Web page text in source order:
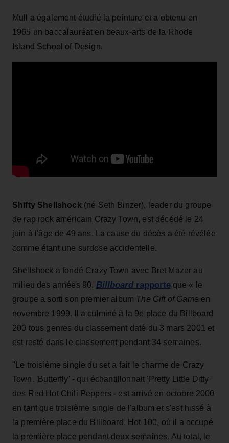
Mull a également étudié la peinture et a obtenu en
1965 un baccalauréat en beaux-arts de la Rhode
Island School of Design.
Shifty Shellshock (né Seth Binzer), leader du groupe
de rap rock américain Crazy Town, est décédé le 24
juin à l'âge de 49 ans. La cause du décès a été révélée
comme étant une surdose accidentelle.
Shellshock a fondé Crazy Town avec Bret Mazer au
milieu des années 90. Billboardrapporteque « le
groupe a sorti son premier album The Gift of Game en
novembre 1999. Il a culminé à la 9e place du Billboard
200 tous genres du classement daté du 3 mars 2001 et
est resté dans le classement pendant 34 semaines.
"Le troisième single du set a fait le charme de Crazy
Town. 'Butterfly' - qui échantillonnait 'Pretty Little Ditty'
des Red Hot Chili Peppers - est arrivé en octobre 2000
en tant que troisième single de l'album et s'est hissé à
la première place du Billboard. Hot 100, où il a occupé
la première place pendant deux semaines. Au total, le